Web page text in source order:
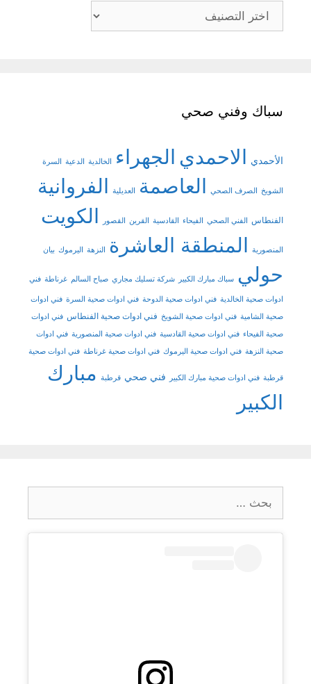
تصنيفات
سباك وفني صحي
الأحمدي الاحمدي الجهراء الخالدية الدعية السرة
الشويخ الصرف الصحي العاصمة العديلية الفروانية
الفنطاس الفني الصحي الفيحاء القادسية القرين القصور الكويت
المنصورية المنطقة العاشرة النزهة اليرموك بيان
حولي سباك مبارك الكبير شركة تسليك مجاري صباح السالم غرناطة فني
ادوات صحية الخالدية فني ادوات صحية الدوحة فني ادوات صحية السرة فني ادوات
صحية الشامية فني ادوات صحية الشويخ فني ادوات صحية الفنطاس فني ادوات
صحية الفيحاء فني ادوات صحية القادسية فني ادوات صحية المنصورية فني ادوات
صحية النزهة فني ادوات صحية اليرموك فني ادوات صحية غرناطة فني ادوات صحية
قرطبة فني ادوات صحية مبارك الكبير فني صحي قرطبة مبارك
الكبير
عن: